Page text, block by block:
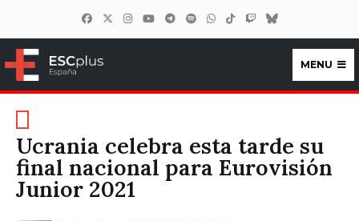
ESCplus España
MENU
Ucrania celebra esta tarde su
final nacional para Eurovisión
Junior 2021